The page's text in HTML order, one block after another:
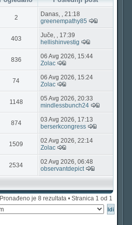
2
Danas, , 21:18
greenempathy85
403
Juče, , 17:39
hellishinvestig
836
06 Avg 2026, 15:44
Zolac
74
06 Avg 2026, 15:24
Zolac
1148
05 Avg 2026, 20:33
mindlessbunch24
874
03 Avg 2026, 17:13
berserkcongress
1509
02 Avg 2026, 22:14
Zolac
2534
02 Avg 2026, 06:48
observantdepict
Pronađeno je 8 rezultata • Stranica 1 od 1